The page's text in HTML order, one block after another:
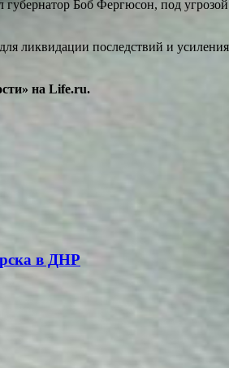
Боб Фергюсон, под
ликвидации последствий и
на Life.ru.
в ДНР